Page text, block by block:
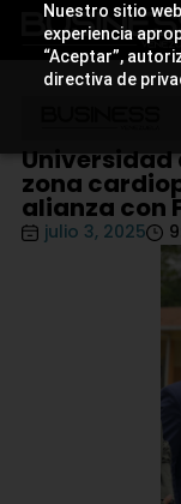
Nuestro sitio
experiencia
“Aceptar”,
directiva de
Universidad
zona
alianza con
julio 3, 2025